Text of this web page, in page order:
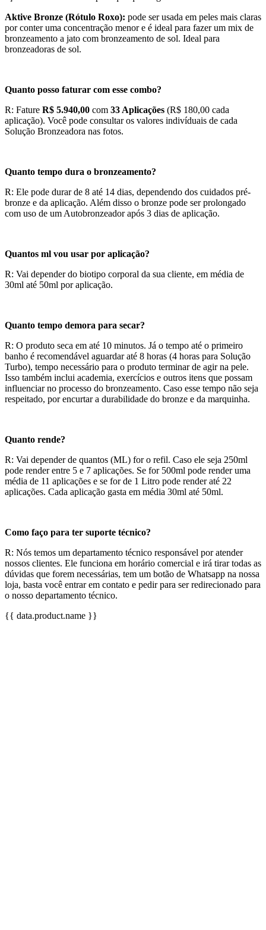
Aktive Bronze (Rótulo Roxo): pode ser usada em peles mais claras
por conter uma concentração menor e é ideal para fazer um mix de
bronzeamento a jato com bronzeamento de sol. Ideal para
bronzeadoras de sol.
Quanto posso faturar com esse combo?
R: Fature R$ 5.940,00 com 33 Aplicações (R$ 180,00 cada
aplicação). Você pode consultar os valores indivíduais de cada
Solução Bronzeadora nas fotos.
Quanto tempo dura o bronzeamento?
R: Ele pode durar de 8 até 14 dias, dependendo dos cuidados pré-
bronze e da aplicação. Além disso o bronze pode ser prolongado
com uso de um Autobronzeador após 3 dias de aplicação.
Quantos ml vou usar por aplicação?
R: Vai depender do biotipo corporal da sua cliente, em média de
30ml até 50ml por aplicação.
Quanto tempo demora para secar?
R: O produto seca em até 10 minutos. Já o tempo até o primeiro
banho é recomendável aguardar até 8 horas (4 horas para Solução
Turbo), tempo necessário para o produto terminar de agir na pele.
Isso também inclui academia, exercícios e outros itens que possam
influenciar no processo do bronzeamento. Caso esse tempo não seja
respeitado, por encurtar a durabilidade do bronze e da marquinha.
Quanto rende?
R: Vai depender de quantos (ML) for o refil. Caso ele seja 250ml
pode render entre 5 e 7 aplicações. Se for 500ml pode render uma
média de 11 aplicações e se for de 1 Litro pode render até 22
aplicações. Cada aplicação gasta em média 30ml até 50ml.
Como faço para ter suporte técnico?
R: Nós temos um departamento técnico responsável por atender
nossos clientes. Ele funciona em horário comercial e irá tirar todas as
dúvidas que forem necessárias, tem um botão de Whatsapp na nossa
loja, basta você entrar em contato e pedir para ser redirecionado para
o nosso departamento técnico.
{{ data.product.name }}